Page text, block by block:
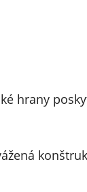
hrany